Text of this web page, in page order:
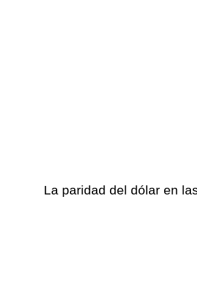
La paridad del dólar en